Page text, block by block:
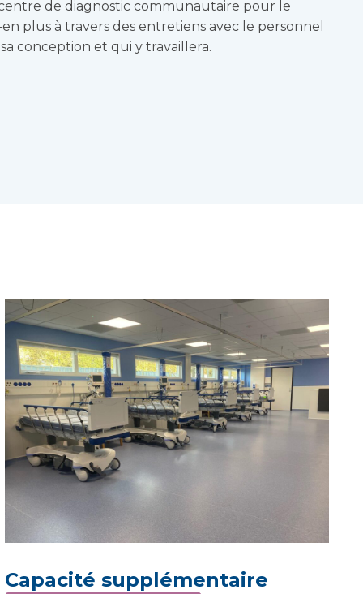
de diagnostic communautaire pour le
plus à travers des entretiens avec le personnel
conception et qui y travaillera.
Capacité supplémentaire